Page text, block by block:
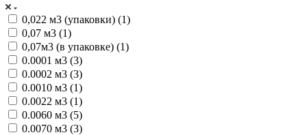
0,022 м3 (упаковки) (1)
0,07 м3 (1)
0,07м3 (в упаковке) (1)
0.0001 м3 (3)
0.0002 м3 (3)
0.0010 м3 (1)
0.0022 м3 (1)
0.0060 м3 (5)
0.0070 м3 (3)